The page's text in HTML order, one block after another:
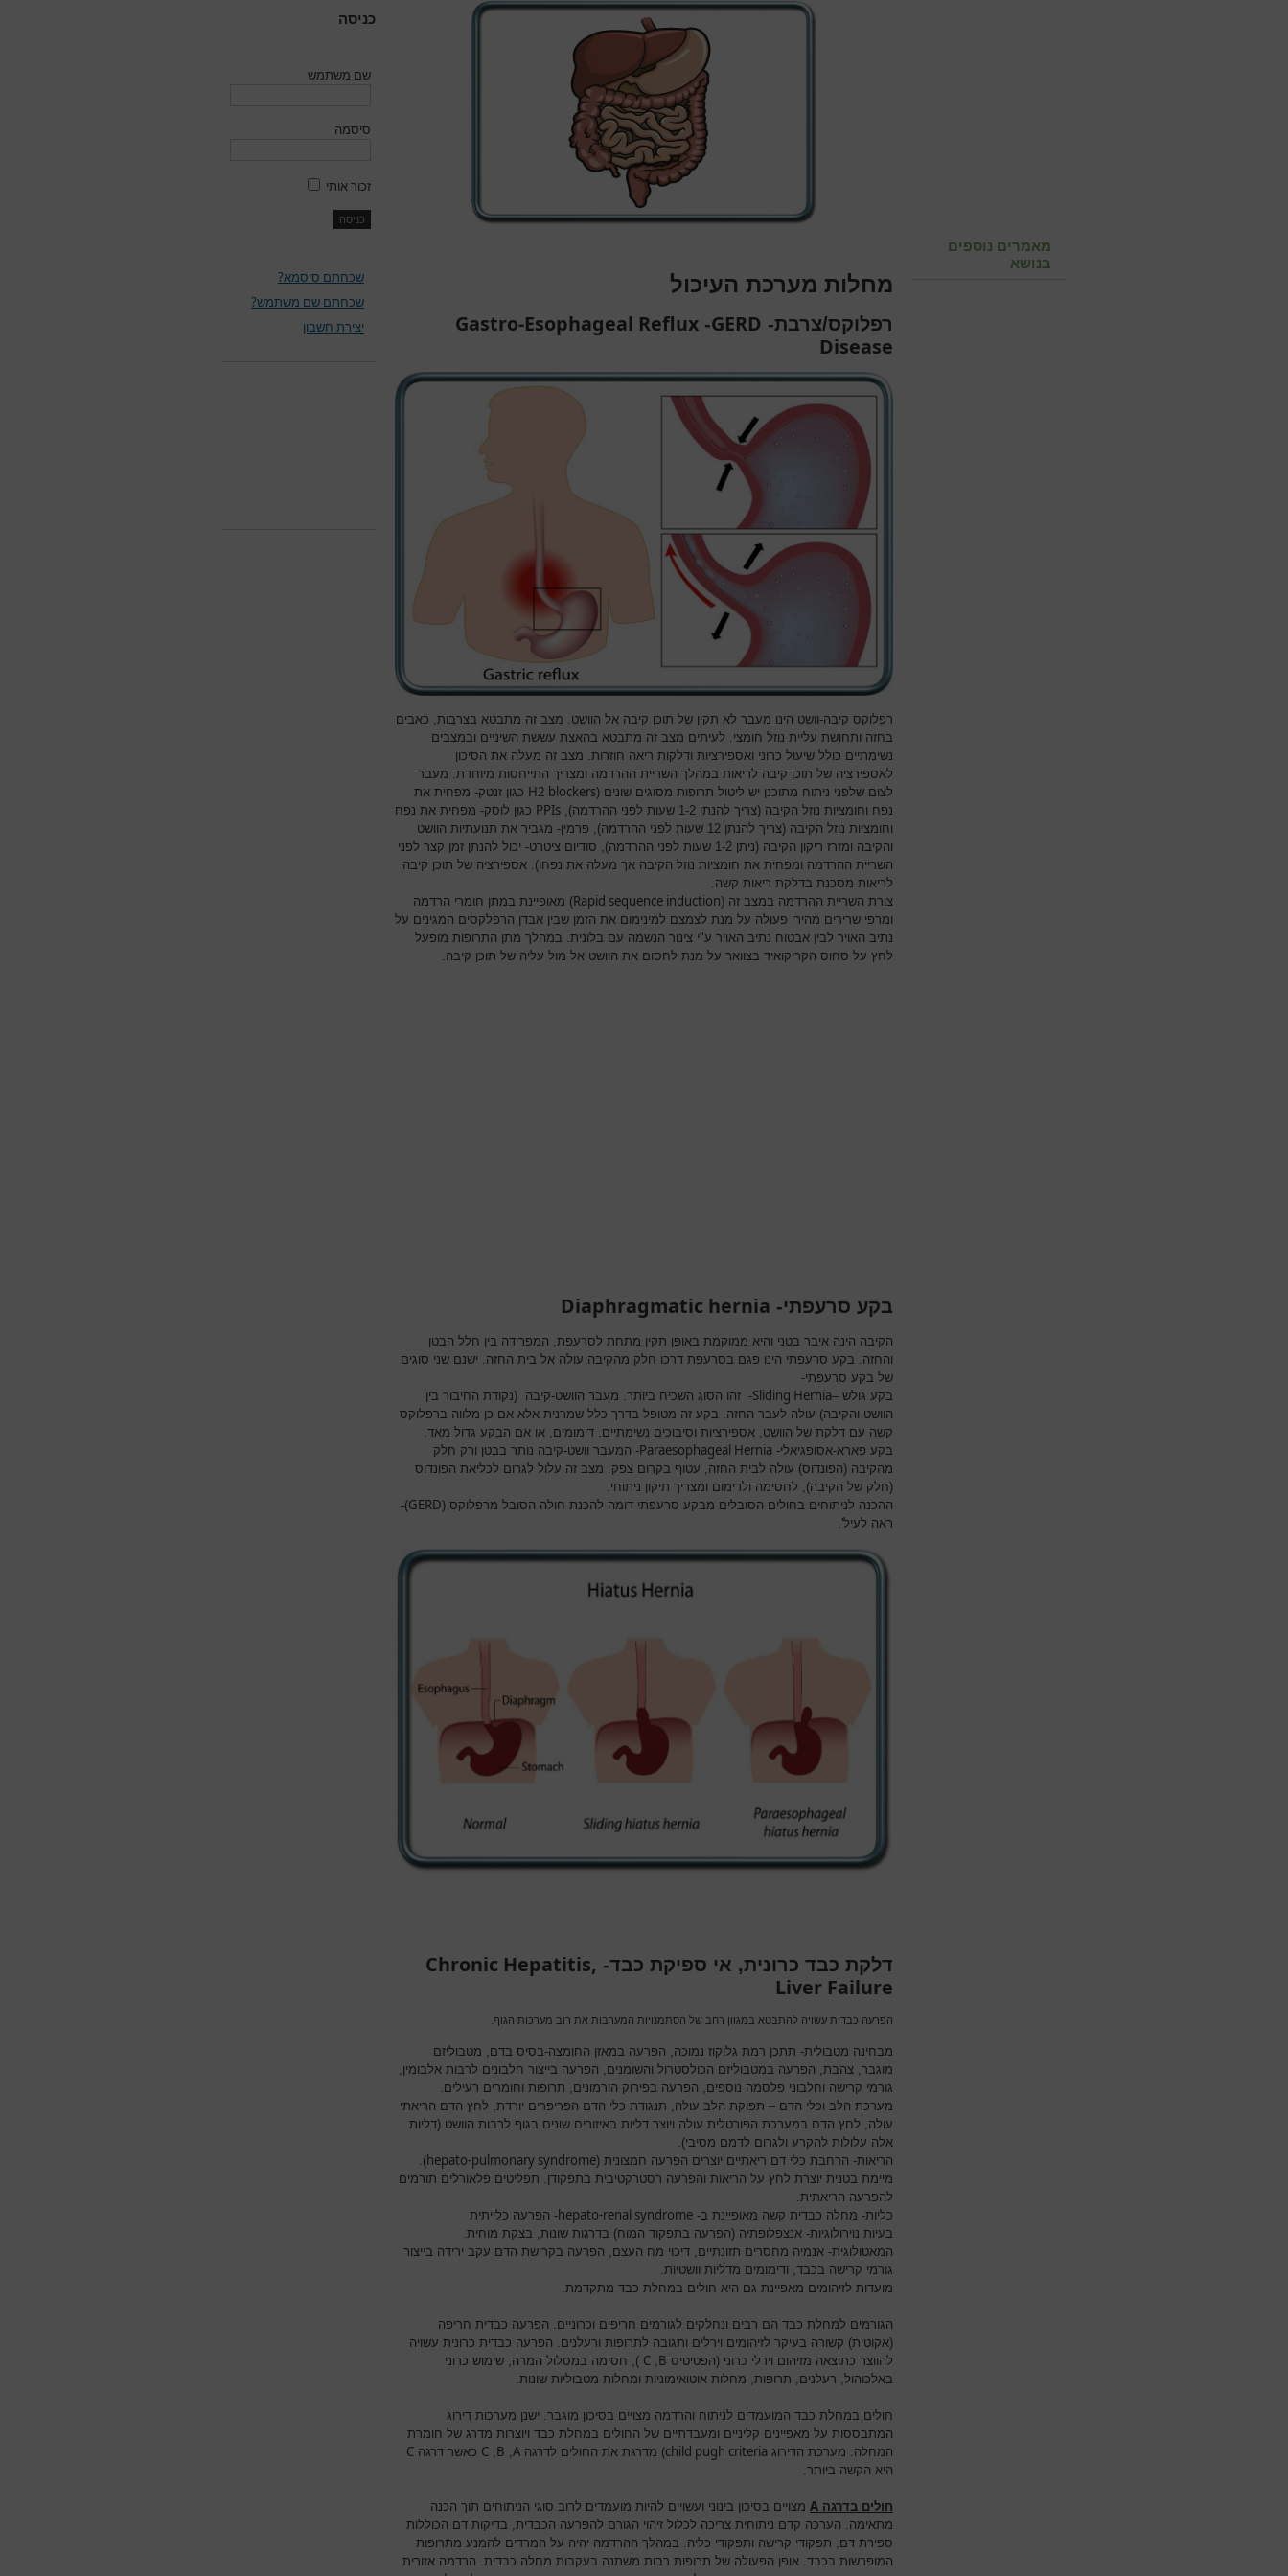
מחלות מערכת העיכול
רפלוקס/צרבת- GERD
-
Gastro-Esophageal Reflux
Disease
רפלוקס קיבה-וושט הינו מעבר לא תקין של תוכן קיבה אל הוושט. מצב זה מתבטא בצרבות, כאבים
בחזה ותחושת עליית נוזל חומצי. לעיתים מצב זה מתבטא בהאצת עששת השיניים ובמצבים
נשימתיים כולל שיעול כרוני ואספירציות ודלקות ריאה חוזרות. מצב זה מעלה את הסיכון
לאספירציה של תוכן קיבה לריאות במהלך השריית ההרדמה ומצריך התייחסות מיוחדת. מעבר
לצום שלפני ניתוח מתוכנן יש ליטול תרופות מסוגים שונים (H2 blockers כגון זנטק- מפחית את
נפח וחומציות נוזל הקיבה (צריך להנתן 1-2 שעות לפני ההרדמה),
PPIs כגון לוסק- מפחית את נפח
וחומציות נוזל הקיבה (צריך להנתן 12 שעות לפני ההרדמה), פרמין- מגביר את תנועתיות הוושט
והקיבה ומזרז ריקון הקיבה (ניתן 1-2 שעות לפני ההרדמה), סודיום ציטרט- יכול להנתן זמן קצר לפני
השריית ההרדמה ומפחית את חומציות נוזל הקיבה אך מעלה את נפחו). אספירציה של תוכן קיבה
לריאות מסכנת בדלקת ריאות קשה.
צורת השריית ההרדמה במצב זה (Rapid sequence induction) מאופיינת במתן חומרי הרדמה
ומרפי שרירים מהירי פעולה על מנת לצמצם למינימום את הזמן שבין אבדן הרפלקסים המגינים על
נתיב האויר לבין אבטוח נתיב האויר ע"י צינור הנשמה עם בלונית. במהלך מתן התרופות מופעל
לחץ על סחוס הקריקואיד בצוואר על מנת לחסום את הוושט אל מול עליה של תוכן קיבה.
בקע סרעפתי- Diaphragmatic hernia
הקיבה הינה איבר בטני והיא ממוקמת באופן תקין מתחת לסרעפת, המפרידה בין חלל הבטן
והחזה. בקע סרעפתי הינו פגם בסרעפת דרכו חלק מהקיבה עולה אל בית החזה. ישנם שני סוגים
של בקע סרעפתי-
בקע גולש –Sliding Hernia- זהו הסוג השכיח ביותר. מעבר הוושט-קיבה (נקודת החיבור בין
הוושט והקיבה) עולה לעבר החזה. בקע זה מטופל בדרך כלל שמרנית אלא אם כן מלווה ברפלוקס
קשה עם דלקת של הוושט, אספירציות וסיבוכים נשימתיים, דימומים, או אם הבקע גדול מאד.
בקע פארא-אסופגיאלי- Paraesophageal Hernia- המעבר וושט-קיבה נותר בבטן ורק חלק
מהקיבה (הפונדוס) עולה לבית החזה, עטוף בקרום צפק. מצב זה עלול לגרום לכליאת הפונדוס
(חלק של הקיבה), לחסימה ולדימום ומצריך תיקון ניתוחי.
ההכנה לניתוחים בחולים הסובלים מבקע סרעפתי דומה להכנת חולה הסובל מרפלוקס (GERD
)-
ראה לעיל'.
דלקת כבד כרונית, אי ספיקת כבד- Chronic Hepatitis,
Liver Failure
הפרעה כבדית עשויה להתבטא במגוון רחב של הסתמנויות המערבות את רוב מערכות הגוף.
מבחינה מטבולית- תתכן רמת גלוקוז נמוכה, הפרעה במאזן החומצה-בסיס בדם, מטבוליזם
מוגבר, צהבת, הפרעה במטבוליזם הכולסטרול והשומנים, הפרעה בייצור חלבונים לרבות אלבומין,
גורמי קרישה וחלבוני פלסמה נוספים, הפרעה בפירוק הורמונים, תרופות וחומרים רעילים.
מערכת הלב וכלי הדם – תפוקת הלב עולה, תנגודת כלי הדם הפריפרים יורדת, לחץ הדם הריאתי
עולה, לחץ הדם במערכת הפורטלית עולה ויוצר דליות באיזורים שונים בגוף לרבות הוושט (דליות
אלה עלולות להקרע ולגרום לדמם מסיבי).
הריאות- הרחבת כלי דם ריאתיים יוצרים הפרעה חמצונית (hepato-pulmonary syndrome
).
מיימת בטנית יוצרת לחץ על הריאות והפרעה רסטרקטיבית בתפקודן. תפליטים פלאורלים תורמים
להפרעה הריאתית.
כליות- מחלה כבדית קשה מאופיינת ב- hepato-renal syndrome- הפרעה כלייתית
בעיות נוירולוגיות- אנצפלופתיה (הפרעה בתפקוד המוח) בדרגות שונות, בצקת מוחית.
המאטולוגית- אנמיה מחסרים תזונתיים, דיכוי מח העצם, הפרעה בקרישת הדם עקב ירידה בייצור
גורמי קרישה בכבד, ודימומים מדליות וושטיות.
מועדות לזיהומים מאפיינת גם היא חולים במחלת כבד מתקדמת.
הגורמים למחלת כבד הם רבים ונחלקים לגורמים חריפים וכרוניים. הפרעה כבדית חריפה
(אקוטית) קשורה בעיקר לזיהומים וירלים ותגובה לתרופות ורעלנים. הפרעה כבדית כרונית עשויה
להווצר כתוצאה מזיהום וירלי כרוני (הפטיטיס B
C ), חסימה במסלול המרה, שימוש כרוני
באלכוהול, רעלנים, תרופות, מחלות אוטואימוניות ומחלות מטבוליות שונות.
חולים במחלת כבד המועמדים לניתוח והרדמה מצויים בסיכון מוגבר. ישנן מערכות דירוג
המתבססות על מאפיינים קליניים ומעבדתיים של החולים במחלת כבד ויוצרות מדרג של חומרת
המחלה. מערכת הדירוג child pugh criteria) מדרגת את החולים לדרגה A
B
C כאשר דרגה C
היא הקשה ביותר.
חולים בדרגה A מצויים בסיכון בינוני ועשויים להיות מועמדים לרוב סוגי הניתוחים תוך הכנה
מתאימה. הערכה קדם ניתוחית צריכה לכלול זיהוי הגורם להפרעה הכבדית, בדיקות דם הכוללות
ספירת דם, תפקודי קרישה ותפקודי כליה. במהלך ההרדמה יהיה על המרדים להמנע מתרופות
המופרשות בכבד. אופן הפעולה של תרופות רבות משתנה בעקבות מחלה כבדית. הרדמה אזורית
כניסה
שם משתמש
סיסמה
זכור אותי
שכחתם סיסמא?
שכחתם שם משתמש?
יצירת חשבון
מאמרים נוספים
בנושא